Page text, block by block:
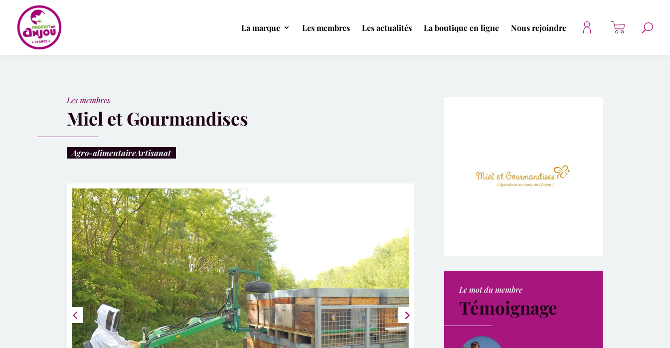
La marque Les membres Les actualités La boutique en ligne Nous rejoindre
Les membres
Miel et Gourmandises
Agro-alimentaireArtisanat
Le mot du membre
Témoignage
Panneau de gestion des cookies